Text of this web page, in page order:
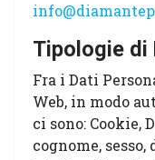
Tipologie
Fra i Dati
Web, in modo
ci sono: Cookie,
cognome,